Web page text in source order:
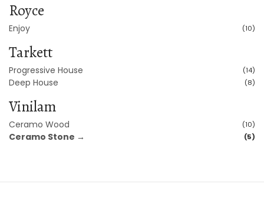
Royce
Enjoy (10)
Tarkett
Progressive House (14)
Deep House (8)
Vinilam
Ceramo Wood (10)
Ceramo Stone → (5)